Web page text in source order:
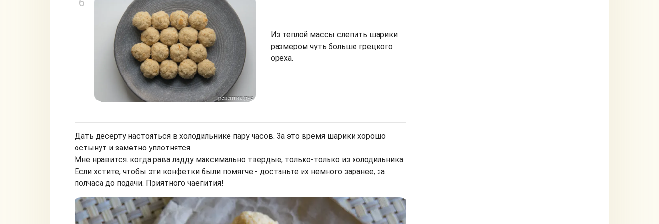
Из теплой массы слепить шарики
размером чуть больше грецкого
ореха.
Дать десерту настояться в холодильнике пару часов. За это время шарики хорошо
остынут и заметно уплотнятся.
Мне нравится, когда рава ладду максимально твердые, только-только из холодильника.
Если хотите, чтобы эти конфетки были помягче - достаньте их немного заранее, за
полчаса до подачи. Приятного чаепития!